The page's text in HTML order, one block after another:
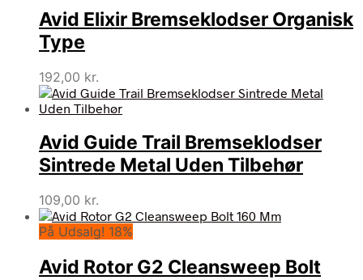
Avid Elixir Bremseklodser Organisk
Type
192,00 kr.
Avid Guide Trail Bremseklodser
Sintrede Metal Uden Tilbehør
109,00 kr.
På Udsalg! 18%
Avid Rotor G2 Cleansweep Bolt